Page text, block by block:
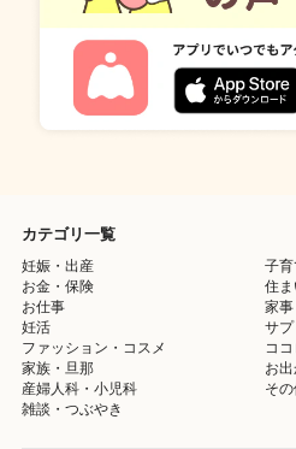
カテゴリ一覧
妊娠・出産
子
お金・保険
住
お仕事
家事
妊活
サ
ファッション・コスメ
コ
家族・旦那
お
産婦人科・小児科
そ
雑談・つぶやき